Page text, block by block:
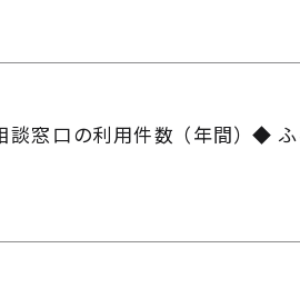
窓口の利用件数 （年間） ◆ ふ